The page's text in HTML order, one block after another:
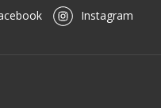
Instagram